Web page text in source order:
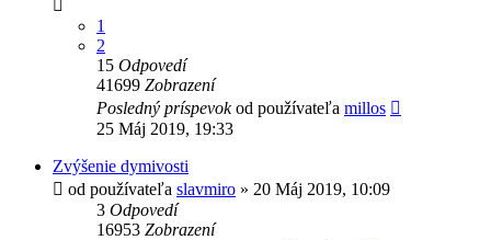
1
2
15 Odpovedí
41699 Zobrazení
Posledný príspevokod používateľa millos
25 Máj 2019, 19:33
Zvýšenie dymivosti
od používateľa slavmiro » 20 Máj 2019, 10:09
3 Odpovedí
16953 Zobrazení